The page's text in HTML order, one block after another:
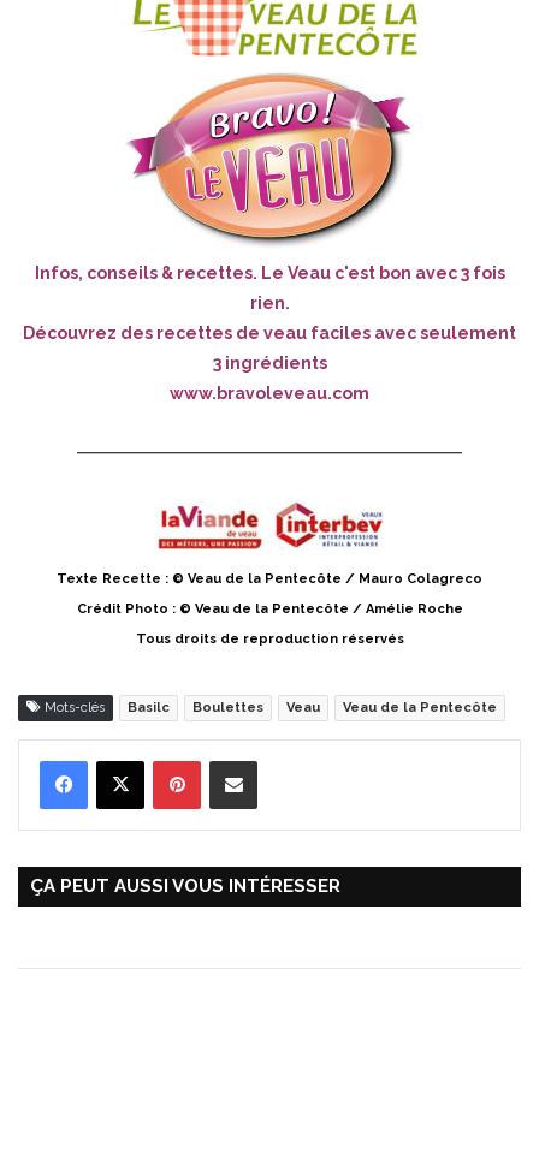
Infos, conseils & recettes. Le Veau c'est bon avec 3 fois
rien.
Découvrez des recettes de veau faciles avec seulement
3 ingrédients
www.bravoleveau.com
Texte Recette : © Veau de la Pentecôte / Mauro Colagreco
Crédit Photo : © Veau de la Pentecôte / Amélie Roche
Tous droits de reproduction réservés
Mots-clés Basilc Boulettes Veau Veau de la Pentecôte
ÇA PEUT AUSSI VOUS INTÉRESSER